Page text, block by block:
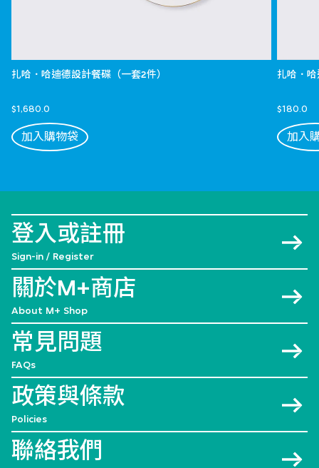
扎哈．哈迪德設計餐碟（一套2件）
$1,680.0
加入購物袋
扎哈．
$180.0
加入
登入或註冊
Sign-in / Register
關於M+商店
About M+ Shop
常見問題
FAQs
政策與條款
Policies
聯絡我們